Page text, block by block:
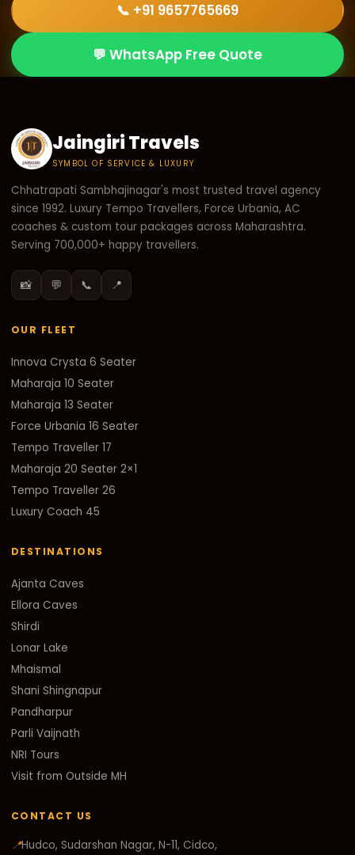
📞 +91 9657765669
💬 WhatsApp Free Quote
Jaingiri Travels
SYMBOL OF SERVICE & LUXURY
Chhatrapati Sambhajinagar's most trusted travel agency
since 1992. Luxury Tempo Travellers, Force Urbania, AC
coaches & custom tour packages across Maharashtra.
Serving 700,000+ happy travellers.
📸 💬 📞 📍
OUR FLEET
Innova Crysta 6 Seater
Maharaja 10 Seater
Maharaja 13 Seater
Force Urbania 16 Seater
Tempo Traveller 17
Maharaja 20 Seater 2×1
Tempo Traveller 26
Luxury Coach 45
DESTINATIONS
Ajanta Caves
Ellora Caves
Shirdi
Lonar Lake
Mhaismal
Shani Shingnapur
Pandharpur
Parli Vaijnath
NRI Tours
Visit from Outside MH
CONTACT US
📍Hudco, Sudarshan Nagar, N-11, Cidco,